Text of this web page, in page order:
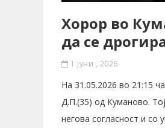
Хорор во
да се
1 јуни , 2026
На 31.05.2026 во 21:15
Д.П.(35) од Куманово.
негова согласност и со